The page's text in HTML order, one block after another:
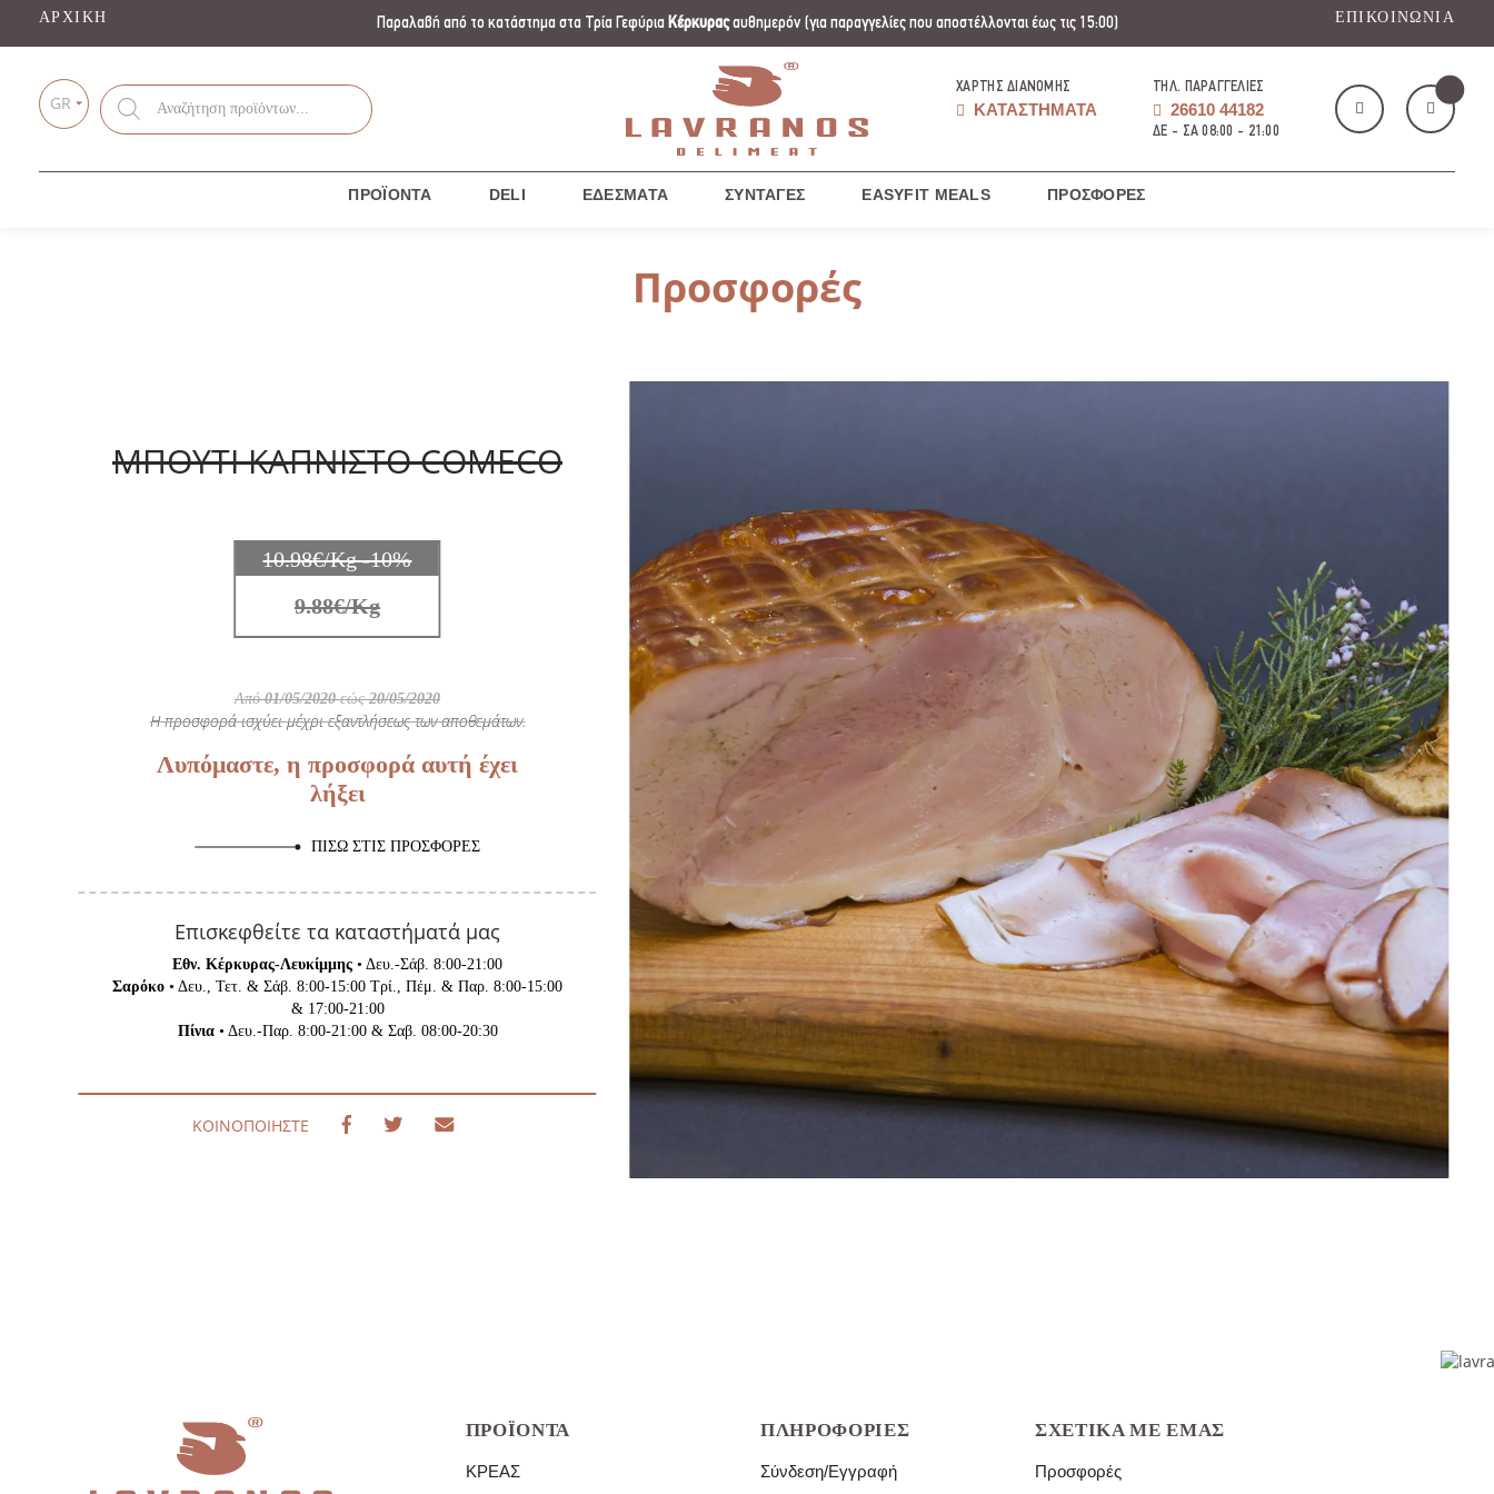
ΑΡΧΙΚΉ Παραλαβή από το κατάστημα στα Τρία Γεφύρια Κέρκυραςαυθημερόν (για παραγγελίες που αποστέλλονται έως τις 15:00) ΕΠΙΚΟΙΝΩΝΊΑ
GR
Products
search
ΧΆΡΤΗΣ ΔΙΑΝΟΜΉΣ
ΚΑΤΑΣΤΉΜΑΤΑ
ΤΗΛ. ΠΑΡΑΓΓΕΛΊΕΣ
26610 44182
ΔΕ - ΣΑ 08:00 - 21:00
Το καλάθι μου
ΠΡΟΪΌΝΤΑ DELI ΕΔΈΣΜΑΤΑ ΣΥΝΤΑΓΈΣ EASYFIT MEALS ΠΡΟΣΦΟΡΈΣ
Προσφορές
ΜΠΟΥΤΙ ΚΑΠΝΙΣΤΟ COMECO
10.98€/Kg -10%
9.88€/Kg
Από01/05/2020εώς20/05/2020
Η προσφορά ισχύει μέχρι εξαντλήσεως των αποθεμάτων.
Λυπόμαστε, η προσφορά αυτή έχει
λήξει
ΠΊΣΩ ΣΤΙΣ ΠΡΟΣΦΟΡΈΣ
Επισκεφθείτε τα καταστήματά μας
Εθν. Κέρκυρας-Λευκίμμης • Δευ.-Σάβ. 8:00-21:00
Σαρόκο • Δευ., Τετ. & Σάβ. 8:00-15:00 Τρί., Πέμ. & Παρ. 8:00-15:00
& 17:00-21:00
Πίνια• Δευ.-Παρ. 8:00-21:00 & Σαβ. 08:00-20:30
ΚΟΙΝΟΠΟΊΗΣΤΕ
ΠΡΟΪΌΝΤΑ
ΚΡΈΑΣ
ΠΛΗΡΟΦΟΡΊΕΣ
Σύνδεση/Εγγραφή
ΣΧΕΤΙΚΆ ΜΕ ΕΜΆΣ
Προσφορές